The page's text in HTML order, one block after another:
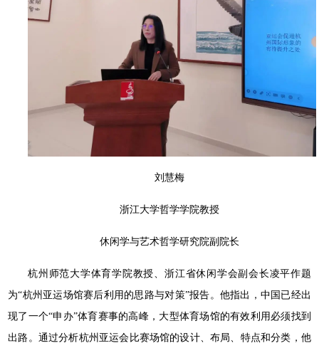
刘慧梅
浙江大学哲学学院教授
休闲学与艺术哲学研究院副院长
杭州师范大学体育学院教授、浙江省休闲学会副会长凌平作题
为“杭州亚运场馆赛后利用的思路与对策”报告。他指出，中国已经出
现了一个“申办”体育赛事的高峰，大型体育场馆的有效利用必须找到
出路。通过分析杭州亚运会比赛场馆的设计、布局、特点和分类，他